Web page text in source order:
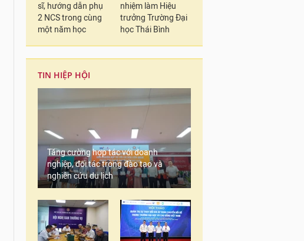
sĩ, hướng dẫn phụ
2 NCS trong cùng
một năm học
nhiệm làm Hiệu
trưởng Trường Đại
học Thái Bình
TIN HIỆP HỘI
Tăng cường hợp tác với doanh
nghiệp, đối tác trong đào tạo và
nghiên cứu du lịch